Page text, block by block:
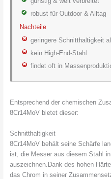
robust für Outdoor & Alltag
Nachteile
geringere Schnitthaltigkeit
kein High-End-Stahl
findet oft in
Entsprechend der chemischen
8Cr14MoV bietet dieser:
Schnitthaltigkeit
8Cr14MoV behält seine Schärfe
ist, die Messer aus diesem Stahl
auszeichnen.Dank des hohen
das Chrom in seiner